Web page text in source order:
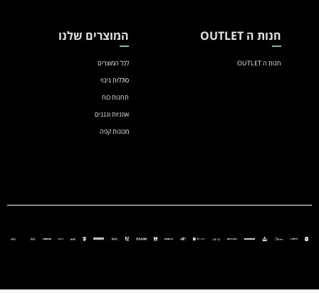
חנות ה OUTLET
חנות ה OUTLET
המוצרים שלנו
לכל המוצרים
סוללות גיבוי
תחנות כוח
אוזניות ונגנים
מכונות קפה